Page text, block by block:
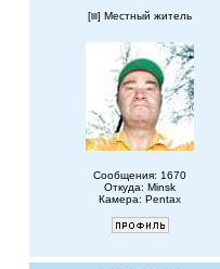
[ ] Местный житель
Сообщения: 1670
Откуда: Minsk
Камера: Pentax